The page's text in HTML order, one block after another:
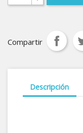
Compartir
Descripción